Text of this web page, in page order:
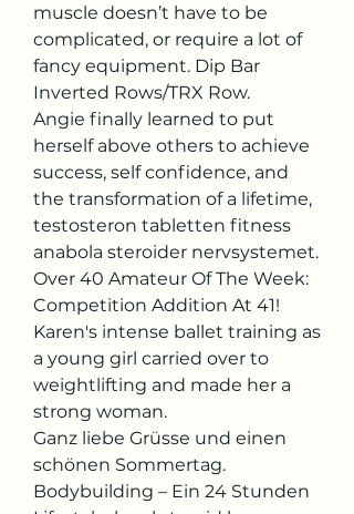
muscle doesn’t have to be
complicated, or require a lot of
fancy equipment. Dip Bar
Inverted Rows/TRX Row.
Angie finally learned to put
herself above others to achieve
success, self confidence, and
the transformation of a lifetime,
testosteron tabletten fitness
anabola steroider nervsystemet.
Over 40 Amateur Of The Week:
Competition Addition At 41!
Karen's intense ballet training as
a young girl carried over to
weightlifting and made her a
strong woman.
Ganz liebe Grüsse und einen
schönen Sommertag.
Bodybuilding – Ein 24 Stunden